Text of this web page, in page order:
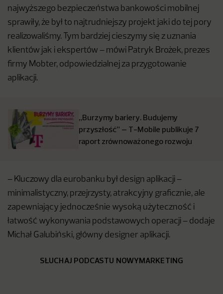
najwyższego bezpieczeństwa bankowości mobilnej
sprawiły, że był to najtrudniejszy projekt jaki do tej pory
realizowaliśmy. Tym bardziej cieszymy się z uznania
klientów jak i ekspertów – mówi Patryk Brożek, prezes
firmy Mobter, odpowiedzialnej za przygotowanie
aplikacji.
„Burzymy bariery. Budujemy
przyszłość” – T-Mobile publikuje 7
raport zrównoważonego rozwoju
– Kluczowy dla eurobanku był design aplikacji –
minimalistyczny, przejrzysty, atrakcyjny graficznie, ale
zapewniający jednocześnie wysoką użyteczność i
łatwość wykonywania podstawowych operacji – dodaje
Michał Galubiński, główny designer aplikacji.
SŁUCHAJ PODCASTU NOWYMARKETING